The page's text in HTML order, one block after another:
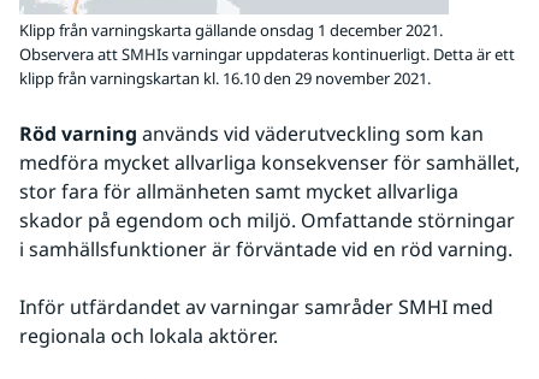
Klipp från varningskarta gällande onsdag 1 december 2021.
Observera att SMHIs varningar uppdateras kontinuerligt. Detta är ett
klipp från varningskartan kl. 16.10 den 29 november 2021.
Röd varning används vid väderutveckling som kan
medföra mycket allvarliga konsekvenser för samhället,
stor fara för allmänheten samt mycket allvarliga
skador på egendom och miljö. Omfattande störningar
i samhällsfunktioner är förväntade vid en röd varning.
Inför utfärdandet av varningar samråder SMHI med
regionala och lokala aktörer.